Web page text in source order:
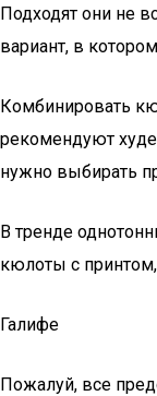
Подходят они не
вариант, в
Комбинировать
рекомендуют
нужно выбирать
В тренде
кюлоты с
Галифе
Пожалуй, все